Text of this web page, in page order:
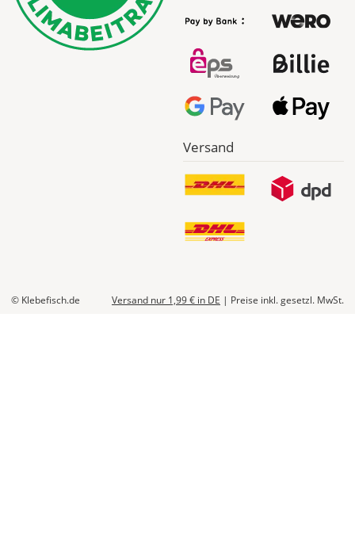
Versand
© Klebefisch.de Versand nur 1,99 € in DE | Preise inkl. gesetzl. MwSt.